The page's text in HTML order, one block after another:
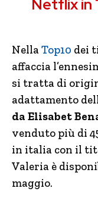
Netflix in
Nella Top10 dei
affaccia
si tratta di
adattamento
da Elisabet
venduto più di
in italia con il
Valeria è
maggio.